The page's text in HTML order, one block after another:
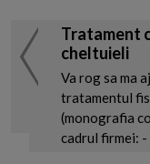
Tratament
cheltuieli
Va rog sa ma
tratamentul
(monografia
cadrul firmei: